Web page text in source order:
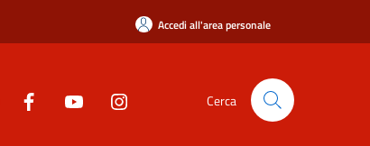
Accedi all'area personale
Cerca